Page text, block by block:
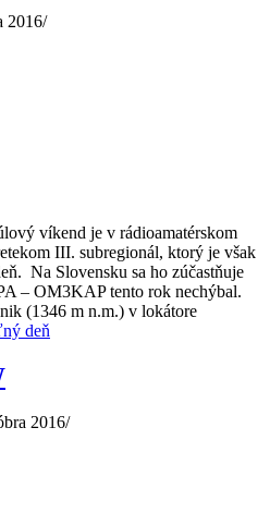
2016
víkend je v rádioamatérskom
III. subregionál, ktorý je však
Na Slovensku sa ho zúčastňuje
– OM3KAP tento rok nechýbal.
(1346 m n.m.) v lokátore
deň
2016